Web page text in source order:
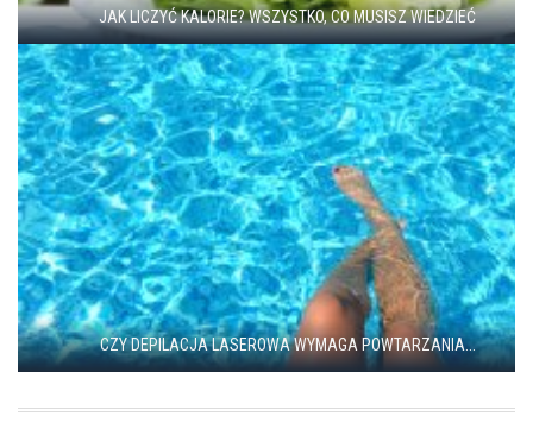
JAK LICZYĆ KALORIE? WSZYSTKO, CO MUSISZ WIEDZIEĆ
CZY DEPILACJA LASEROWA WYMAGA POWTARZANIA...